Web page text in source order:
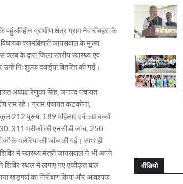
ग्रामीण क्षेत्र ग्राम नेवारीबहरा के
श्यामबिहारी जायसवाल के मुख्य
के द्वारा जिला स्तरीय स्वास्थ्य एवं
निःशुल्क दवाईयां वितरित की गईं।
अध्यक्ष रेणुका सिंह, जनपद पंचायत
राम रहे। ग्राम पंचायत कटकोना,
कुल 212 पुरूष, 189 महिलाएं एवं 58 बच्चों
30, 311 मरीजों की एनसीडी जांच, 250
के मलेरिया की जांच की गई। साथ ही
में स्वास्थ्य मंत्री जायसवाल ने भी अपने
शिविर स्थल में लगाए गए एकीकृत बाल
खड़गवां का निरीक्षण किया और आवश्यक
वीडियो